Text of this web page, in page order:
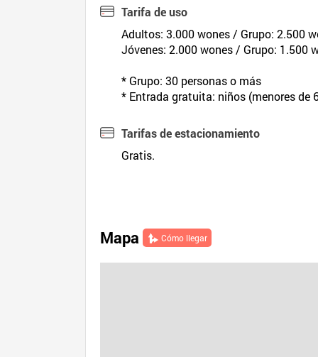
Tarifa de uso
Adultos: 3.000 wones / Grupo: 2.500
Jóvenes: 2.000 wones / Grupo: 1.500
* Grupo: 30 personas o más
* Entrada gratuita: niños (menores de
Tarifas de estacionamiento
Gratis.
Mapa Cómo llegar